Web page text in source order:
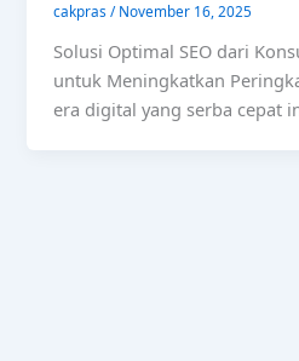
cakpras/November 16, 2025
Solusi Optimal SEO dari
untuk Meningkatkan
era digital yang serba cepat